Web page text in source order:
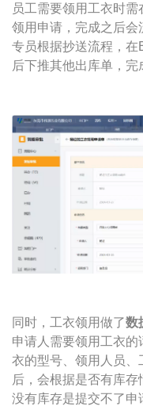
员工需要领用工衣时
领用申请，完成之后
专员根据抄送流程，
后下推其他出库单，完
同时，工衣领用做了数
申请人需要领用工衣
衣的型号、领用人员、
后，会根据是否有库
没有库存是提交不了申